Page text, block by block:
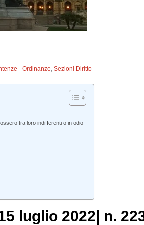
- Ordinanze,Sezioni Diritto
tra loro indifferenti o in odio
luglio 2022| n.